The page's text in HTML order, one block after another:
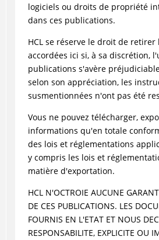
logiciels ou droits de propriété
dans ces publications.
HCL se réserve le droit de
accordées ici si, à sa discrétion,
publications s'avère
selon son appréciation, les
susmentionnées n'ont pas été
Vous ne pouvez télécharger,
informations qu'en totale
des lois et réglementations
y compris les lois et
matière d'exportation.
HCL N'OCTROIE AUCUNE
DE CES PUBLICATIONS. LES
FOURNIS EN L'ETAT ET NOUS
RESPONSABILITE, EXPLICITE OU